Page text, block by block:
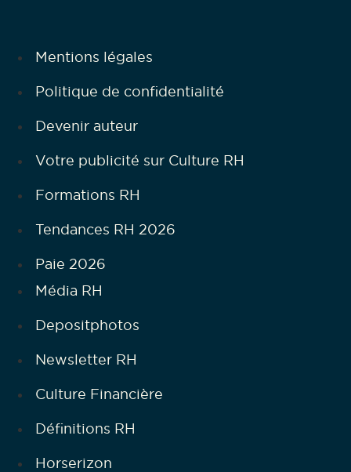
Mentions légales
Politique de confidentialité
Devenir auteur
Votre publicité sur Culture RH
Formations RH
Tendances RH 2026
Paie 2026
Média RH
Depositphotos
Newsletter RH
Culture Financière
Définitions RH
Horserizon